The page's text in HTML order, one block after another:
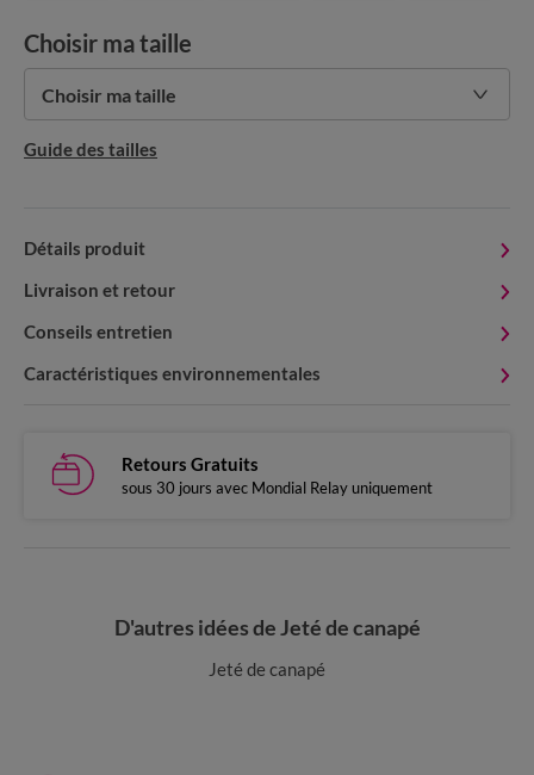
Choisir ma taille
Choisir ma taille
Guide des tailles
Détails produit
Livraison et retour
Conseils entretien
Caractéristiques environnementales
Retours Gratuits
sous 30 jours avec Mondial Relay uniquement
D'autres idées de Jeté de canapé
Jeté de canapé